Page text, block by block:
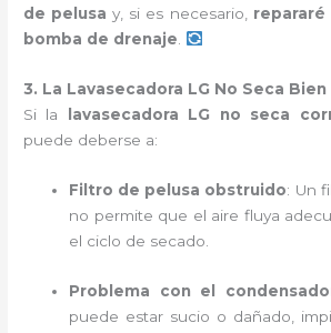
de pelusa y, si es necesario, repararé
bomba de drenaje
3. La Lavasecadora LG No Seca Bien
Si la
lavasecadora LG no seca
puede deberse a:
Filtro de pelusa obstruido: Un
no permite que el aire fluya
el ciclo de secado.
Problema con el
puede estar sucio o dañado,